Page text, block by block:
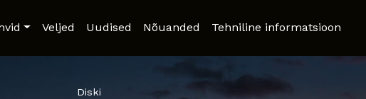
Veljed Uudised Nõuanded Tehniline informatsioon
Diski